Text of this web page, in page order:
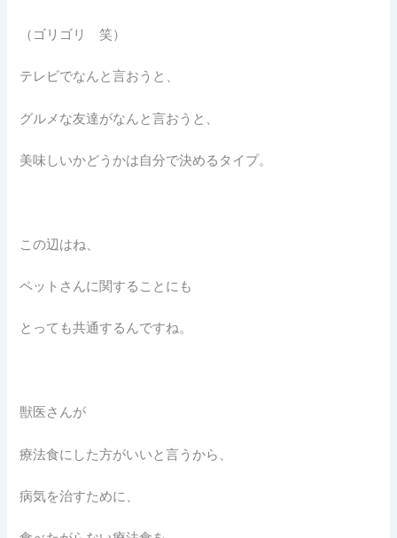
（ゴリゴリ 笑）
テレビでなんと言おうと、
グルメな友達がなんと言おうと、
美味しいかどうかは自分で決めるタイプ。
この辺はね、
ペットさんに関することにも
とっても共通するんですね。
獣医さんが
療法食にした方がいいと言うから、
病気を治すために、